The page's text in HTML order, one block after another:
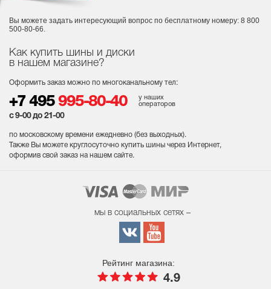
Как купить шины и диски
в нашем магазине?
Оформить заказ можно по многоканальному тел:
+7 495 995-80-40
у наших
операторов
с 9-00 до 21-00
по московскому времени ежедневно (без выходных).
Также Вы можете круглосуточно купить шины через Интернет,
оформив свой заказ на нашем сайте.
Вы можете задать интересующий вопрос по бесплатному номеру: 8 800
500-80-66.
мы в социальных сетях –
Рейтинг магазина:
4.9